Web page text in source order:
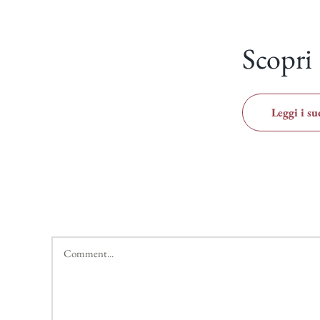
Scopri
Leggi i
Comment